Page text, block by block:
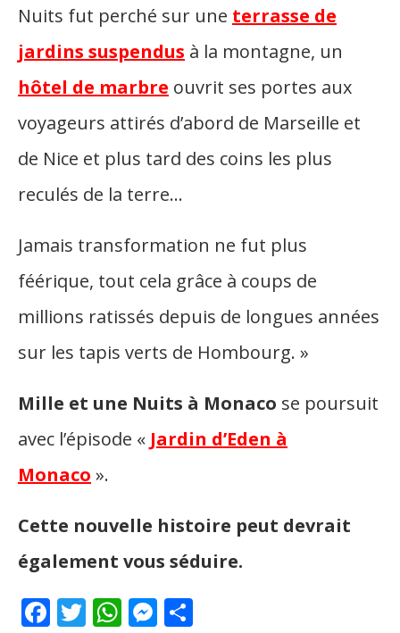
Nuits fut perché sur une terrasse de
jardins suspendus à la montagne, un
hôtel de marbre ouvrit ses portes aux
voyageurs attirés d’abord de Marseille et
de Nice et plus tard des coins les plus
reculés de la terre…
Jamais transformation ne fut plus
féérique, tout cela grâce à coups de
millions ratissés depuis de longues années
sur les tapis verts de Hombourg. »
Mille et une Nuits à Monaco se poursuit
avec l’épisode « Jardin d’Eden à
Monaco ».
Cette nouvelle histoire peut devrait
également vous séduire.
Facebook
Twitter
WhatsApp
Messenger